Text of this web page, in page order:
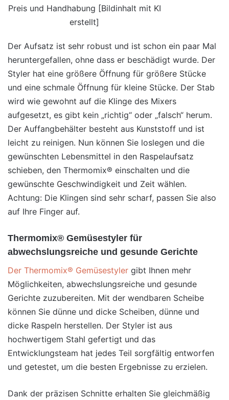
Preis und Handhabung [Bildinhalt mit KI
erstellt]
Der Aufsatz ist sehr robust und ist schon ein paar Mal
heruntergefallen, ohne dass er beschädigt wurde. Der
Styler hat eine größere Öffnung für größere Stücke
und eine schmale Öffnung für kleine Stücke. Der Stab
wird wie gewohnt auf die Klinge des Mixers
aufgesetzt, es gibt kein „richtig“ oder „falsch“ herum.
Der Auffangbehälter besteht aus Kunststoff und ist
leicht zu reinigen. Nun können Sie loslegen und die
gewünschten Lebensmittel in den Raspelaufsatz
schieben, den Thermomix® einschalten und die
gewünschte Geschwindigkeit und Zeit wählen.
Achtung: Die Klingen sind sehr scharf, passen Sie also
auf Ihre Finger auf.
Thermomix® Gemüsestyler für
abwechslungsreiche und gesunde Gerichte
Der Thermomix® Gemüsestyler gibt Ihnen mehr
Möglichkeiten, abwechslungsreiche und gesunde
Gerichte zuzubereiten. Mit der wendbaren Scheibe
können Sie dünne und dicke Scheiben, dünne und
dicke Raspeln herstellen. Der Styler ist aus
hochwertigem Stahl gefertigt und das
Entwicklungsteam hat jedes Teil sorgfältig entworfen
und getestet, um die besten Ergebnisse zu erzielen.
Dank der präzisen Schnitte erhalten Sie gleichmäßig